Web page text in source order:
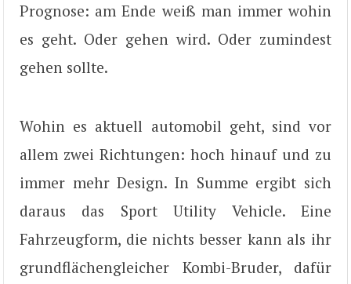
Prognose: am Ende weiß man immer wohin
es geht. Oder gehen wird. Oder zumindest
gehen sollte.
Wohin es aktuell automobil geht, sind vor
allem zwei Richtungen: hoch hinauf und zu
immer mehr Design. In Summe ergibt sich
daraus das Sport Utility Vehicle. Eine
Fahrzeugform, die nichts besser kann als ihr
grundflächengleicher Kombi-Bruder, dafür